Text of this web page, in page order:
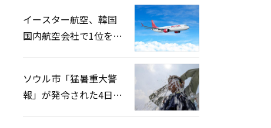
イースター航空、韓国
国内航空会社で1位を記
ソウル市「猛暑重大警
報」が発令された4日、